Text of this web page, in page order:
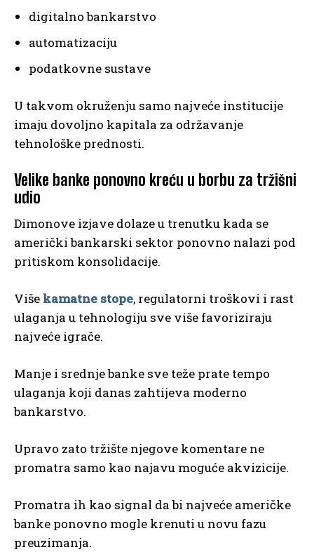
digitalno bankarstvo
automatizaciju
podatkovne sustave
U takvom okruženju samo najveće institucije
imaju dovoljno kapitala za održavanje
tehnološke prednosti.
Velike banke ponovno kreću u borbu za tržišni
udio
Dimonove izjave dolaze u trenutku kada se
američki bankarski sektor ponovno nalazi pod
pritiskom konsolidacije.
Više kamatne stope, regulatorni troškovi i rast
ulaganja u tehnologiju sve više favoriziraju
najveće igrače.
Manje i srednje banke sve teže prate tempo
ulaganja koji danas zahtijeva moderno
bankarstvo.
Upravo zato tržište njegove komentare ne
promatra samo kao najavu moguće akvizicije.
Promatra ih kao signal da bi najveće američke
banke ponovno mogle krenuti u novu fazu
preuzimanja.